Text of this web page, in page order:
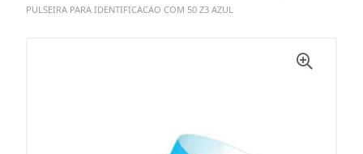
PULSEIRA PARA IDENTIFICACAO COM 50 Z3 AZUL